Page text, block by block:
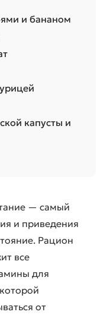
и бананом
капусты и
— самый
и приведения
Рацион
все
для
от